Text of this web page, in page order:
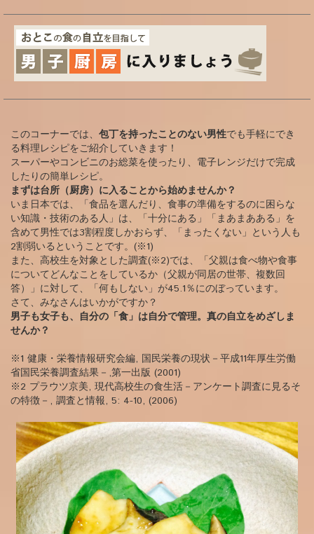
このコーナーでは、 包丁を持ったことのない男性でも手軽にでき
る料理レシピをご紹介していきます！
スーパーやコンビニのお総菜を使ったり、電子レンジだけで完成
したりの簡単レシピ。
まずは台所（厨房）に入ることから始めませんか？
いま日本では、「食品を選んだり、食事の準備をするのに困らな
い知識・技術のある人」は、「十分にある」「まあまあある」を
含めて男性では3割程度しかおらず、「まったくない」という人も
2割弱いるということです。(※1)
また、高校生を対象とした調査(※2)では、「父親は食べ物や食事
についてどんなことをしているか（父親が同居の世帯、複数回
答）」に対して、「何もしない」が45.1％にのぼっています。
さて、みなさんはいかがですか？
男子も女子も、自分の「食」は自分で管理。真の自立をめざしま
せんか？
※1 健康・栄養情報研究会編, 国民栄養の現状－平成11年厚生労働
省国民栄養調査結果－,第一出版 (2001)
※2 プラウツ京美, 現代高校生の食生活－アンケート調査に見るそ
の特徴－, 調査と情報, 5: 4-10, (2006)